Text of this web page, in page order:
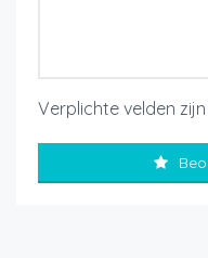
Verplichte velden